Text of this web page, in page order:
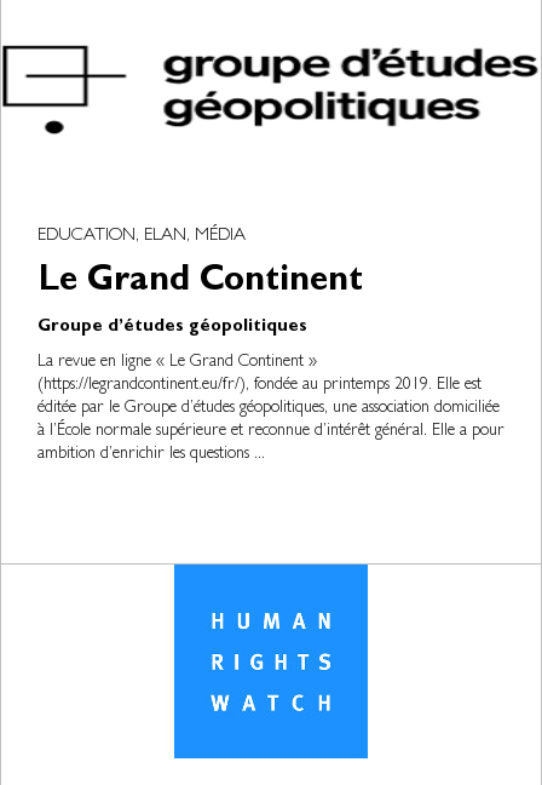
EDUCATION, ELAN, MÉDIA
Le Grand Continent
Groupe d’études géopolitiques
La revue en ligne « Le Grand Continent »
(https://legrandcontinent.eu/fr/), fondée au printemps 2019. Elle est
éditée par le Groupe d’études géopolitiques, une association domiciliée
à l’École normale supérieure et reconnue d’intérêt général. Elle a pour
ambition d’enrichir les questions ...